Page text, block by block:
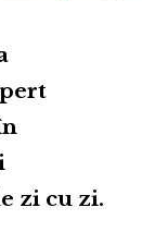
zi cu zi.